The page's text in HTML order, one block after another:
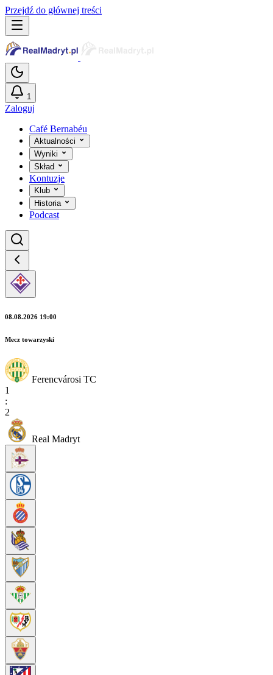
Przejdź do głównej treści
1
Zaloguj
Café Bernabéu
Aktualności
Wyniki
Skład
Kontuzje
Klub
Historia
Podcast
08.08.2026 19:00
Mecz towarzyski
Ferencvárosi TC
1
:
2
Real Madryt